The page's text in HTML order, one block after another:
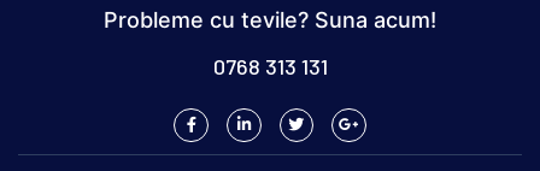
Probleme cu tevile? Suna acum!
0768 313 131